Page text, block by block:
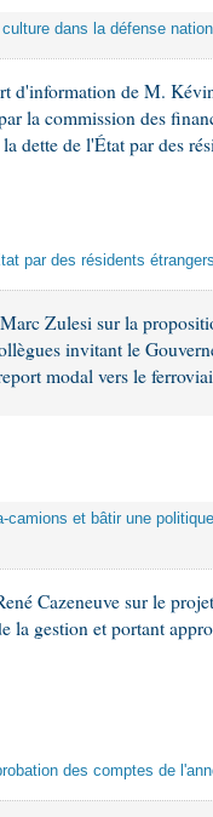
dans la défense
d'information de M.
la commission des
dette de l'État par des
par des résidents
Zulesi sur la
invitant le
modal vers le
et bâtir une
Cazeneuve sur le
la gestion et portant
des comptes de